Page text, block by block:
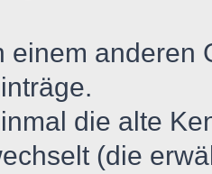
einem anderen
die alte
(die